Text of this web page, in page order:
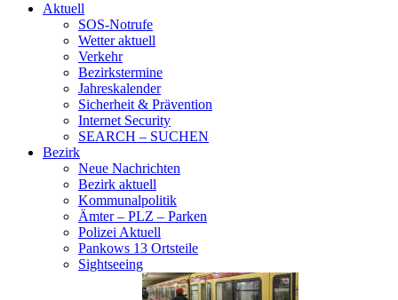
Aktuell
SOS-Notrufe
Wetter aktuell
Verkehr
Bezirkstermine
Jahreskalender
Sicherheit & Prävention
Internet Security
SEARCH – SUCHEN
Bezirk
Neue Nachrichten
Bezirk aktuell
Kommunalpolitik
Ämter – PLZ – Parken
Polizei Aktuell
Pankows 13 Ortsteile
Sightseeing